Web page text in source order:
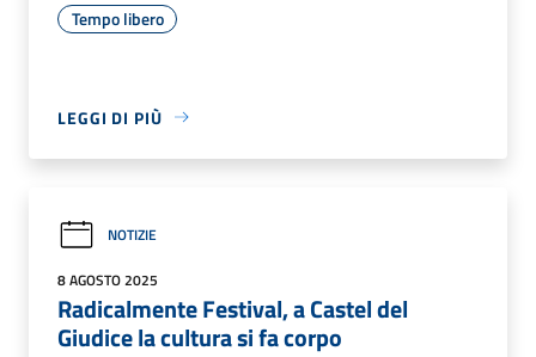
Tempo libero
LEGGI DI PIÙ
NOTIZIE
8 AGOSTO 2025
Radicalmente Festival, a Castel del
Giudice la cultura si fa corpo